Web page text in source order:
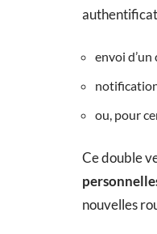
envoi
ou, pour
Ce double
nouvelles